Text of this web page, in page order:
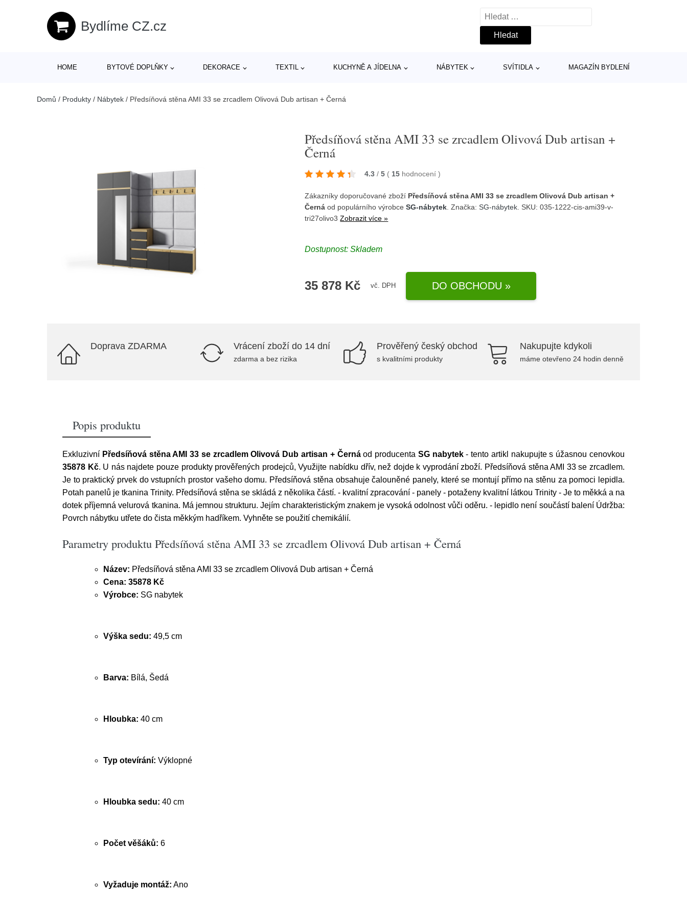
Bydlíme CZ.cz
Vyhledávání
HOME BYTOVÉ DOPLŇKY DEKORACE TEXTIL KUCHYNĚ A JÍDELNA NÁBYTEK SVÍTIDLA MAGAZÍN BYDLENÍ
Domů / Produkty / Nábytek / Předsíňová stěna AMI 33 se zrcadlem Olivová Dub artisan + Černá
Předsíňová stěna AMI 33 se zrcadlem Olivová Dub artisan +
Černá
4.3 / 5 ( 15 hodnocení)
Zákazníky doporučované zboží Předsíňová stěna AMI 33 se zrcadlem Olivová Dub artisan +
Černá od populárního výrobceSG-nábytek . Značka:SG-nábytek . SKU: 035-1222-cis-ami39-v-
tri27olivo3Zobrazit více »
Dostupnost:Skladem
35 878 Kč vč. DPH DO OBCHODU »
Doprava ZDARMA Vrácení zboží do 14 dní
zdarma a bez rizika
Prověřený český obchod
s kvalitními produkty
Nakupujte kdykoli
máme otevřeno 24 hodin denně
Popis produktu
Exkluzivní Předsíňová stěna AMI 33 se zrcadlem Olivová Dub artisan + Černáod producenta SG nabytek- tento artikl nakupujte s úžasnou cenovkou
35878 Kč. U nás najdete pouze produkty prověřených prodejců, Využijte nabídku dřív, než dojde k vyprodání zboží. Předsíňová stěna AMI 33 se zrcadlem.
Je to praktický prvek do vstupních prostor vašeho domu. Předsíňová stěna obsahuje čalouněné panely, které se montují přímo na stěnu za pomoci lepidla.
Potah panelů je tkanina Trinity. Předsíňová stěna se skládá z několika částí. - kvalitní zpracování - panely - potaženy kvalitní látkou Trinity - Je to měkká a na
dotek příjemná velurová tkanina. Má jemnou strukturu. Jejím charakteristickým znakem je vysoká odolnost vůči oděru. - lepidlo není součástí balení Údržba:
Povrch nábytku utřete do čista měkkým hadříkem. Vyhněte se použití chemikálií.
Parametry produktu Předsíňová stěna AMI 33 se zrcadlem Olivová Dub artisan + Černá
Název: Předsíňová stěna AMI 33 se zrcadlem Olivová Dub artisan + Černá
Cena: 35878 Kč
Výrobce: SG nabytek
Výška sedu: 49,5 cm
Barva: Bílá, Šedá
Hloubka: 40 cm
Typ otevírání: Výklopné
Hloubka sedu: 40 cm
Počet věšáků: 6
Vyžaduje montáž: Ano